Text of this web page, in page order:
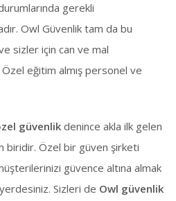
gerekli
Owl Güvenlik tam da bu
sizler için can ve mal
eğitim almış personel ve
güvenlikdenince akla ilk gelen
biridir. Özel bir güven şirketi
güvence altına almak
Sizleri de Owl güvenlik